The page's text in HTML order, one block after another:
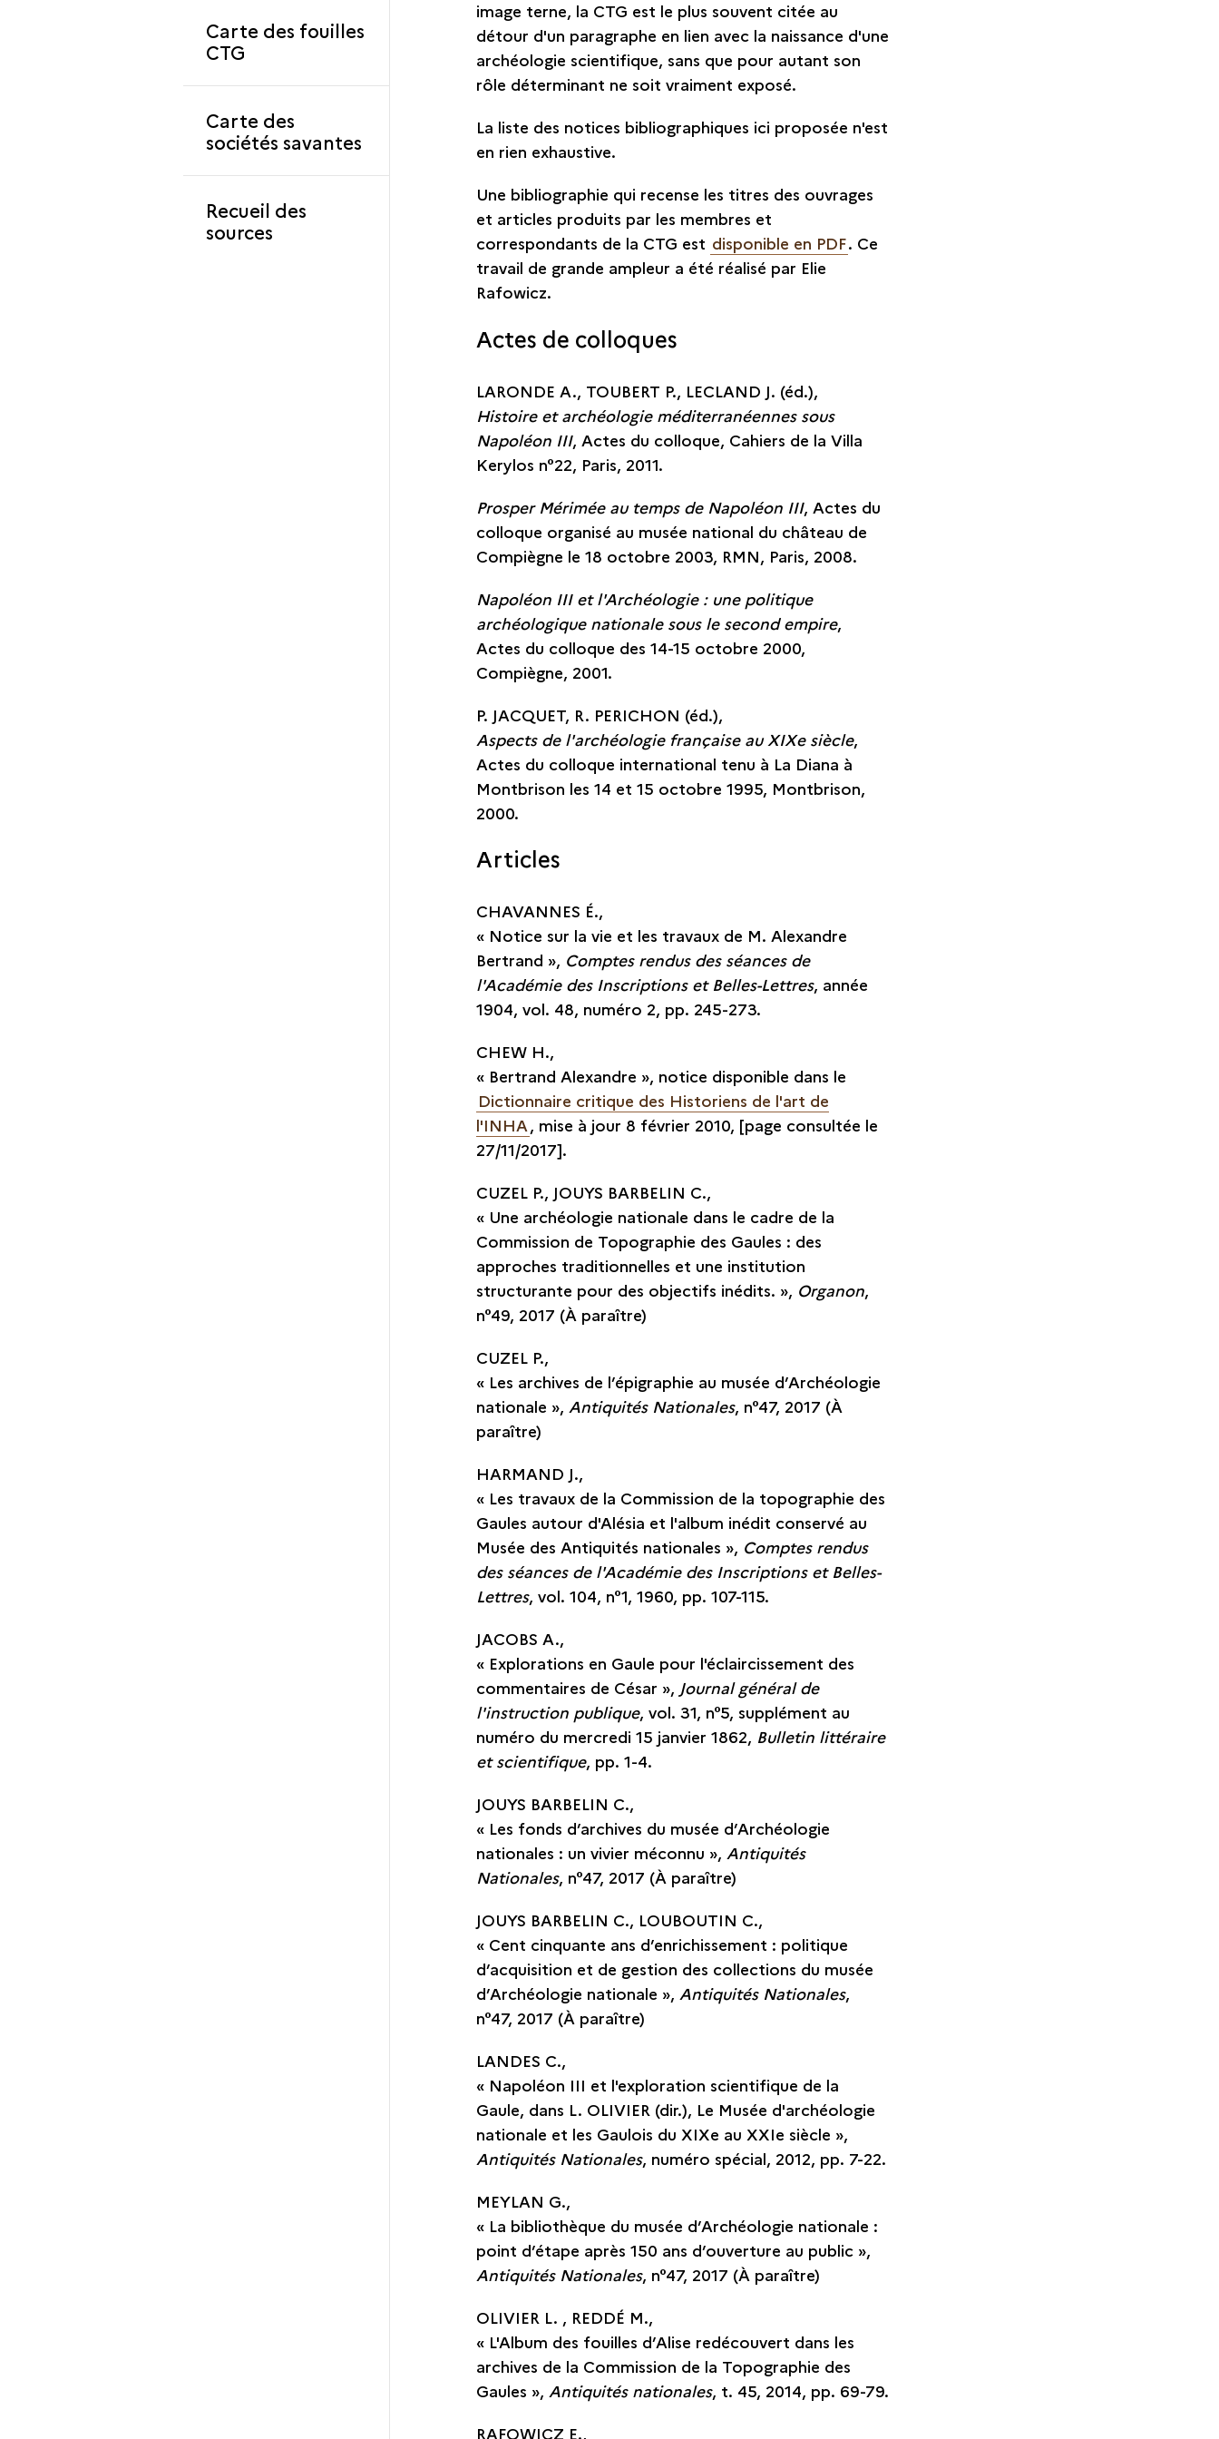
Carte des fouilles
CTG
Carte des
sociétés savantes
Recueil des
sources
image terne, la CTG est le plus souvent citée au
détour d'un paragraphe en lien avec la naissance d'une
archéologie scientifique, sans que pour autant son
rôle déterminant ne soit vraiment exposé.
La liste des notices bibliographiques ici proposée n'est
en rien exhaustive.
Une bibliographie qui recense les titres des ouvrages
et articles produits par les membres et
correspondants de la CTG est disponible en PDF. Ce
travail de grande ampleur a été réalisé par Elie
Rafowicz.
Actes de colloques
LARONDE A., TOUBERT P., LECLAND J. (éd.),
Histoire et archéologie méditerranéennes sous
Napoléon III, Actes du colloque, Cahiers de la Villa
Kerylos n°22, Paris, 2011.
Prosper Mérimée au temps de Napoléon III, Actes du
colloque organisé au musée national du château de
Compiègne le 18 octobre 2003, RMN, Paris, 2008.
Napoléon III et l'Archéologie : une politique
archéologique nationale sous le second empire,
Actes du colloque des 14-15 octobre 2000,
Compiègne, 2001.
P. JACQUET, R. PERICHON (éd.),
Aspects de l'archéologie française au XIXe siècle,
Actes du colloque international tenu à La Diana à
Montbrison les 14 et 15 octobre 1995, Montbrison,
2000.
Articles
CHAVANNES É.,
« Notice sur la vie et les travaux de M. Alexandre
Bertrand », Comptes rendus des séances de
l'Académie des Inscriptions et Belles-Lettres, année
1904, vol. 48, numéro 2, pp. 245-273.
CHEW H.,
« Bertrand Alexandre », notice disponible dans le
Dictionnaire critique des Historiens de l'art de
l'INHA , mise à jour 8 février 2010, [page consultée le
27/11/2017].
CUZEL P., JOUYS BARBELIN C.,
« Une archéologie nationale dans le cadre de la
Commission de Topographie des Gaules : des
approches traditionnelles et une institution
structurante pour des objectifs inédits. », Organon,
n°49, 2017 (À paraître)
CUZEL P.,
« Les archives de l’épigraphie au musée d’Archéologie
nationale », Antiquités Nationales, n°47, 2017 (À
paraître)
HARMAND J.,
« Les travaux de la Commission de la topographie des
Gaules autour d'Alésia et l'album inédit conservé au
Musée des Antiquités nationales », Comptes rendus
des séances de l'Académie des Inscriptions et Belles-
Lettres, vol. 104, n°1, 1960, pp. 107-115.
JACOBS A.,
« Explorations en Gaule pour l'éclaircissement des
commentaires de César », Journal général de
l'instruction publique, vol. 31, n°5, supplément au
numéro du mercredi 15 janvier 1862, Bulletin littéraire
et scientifique, pp. 1-4.
JOUYS BARBELIN C.,
« Les fonds d’archives du musée d’Archéologie
nationales : un vivier méconnu », Antiquités
Nationales, n°47, 2017 (À paraître)
JOUYS BARBELIN C., LOUBOUTIN C.,
« Cent cinquante ans d’enrichissement : politique
d’acquisition et de gestion des collections du musée
d’Archéologie nationale », Antiquités Nationales,
n°47, 2017 (À paraître)
LANDES C.,
« Napoléon III et l'exploration scientifique de la
Gaule, dans L. OLIVIER (dir.), Le Musée d'archéologie
nationale et les Gaulois du XIXe au XXIe siècle »,
Antiquités Nationales, numéro spécial, 2012, pp. 7-22.
MEYLAN G.,
« La bibliothèque du musée d’Archéologie nationale :
point d’étape après 150 ans d’ouverture au public »,
Antiquités Nationales, n°47, 2017 (À paraître)
OLIVIER L. , REDDÉ M.,
« L'Album des fouilles d’Alise redécouvert dans les
archives de la Commission de la Topographie des
Gaules », Antiquités nationales, t. 45, 2014, pp. 69-79.
RAFOWICZ E.,